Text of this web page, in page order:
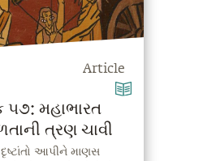
Article
૫૭: મહાભારત
ત્રણ ચાવી
આપીને માણસ